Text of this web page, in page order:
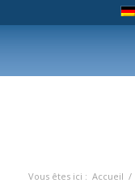
Vous êtes ici : Accueil /